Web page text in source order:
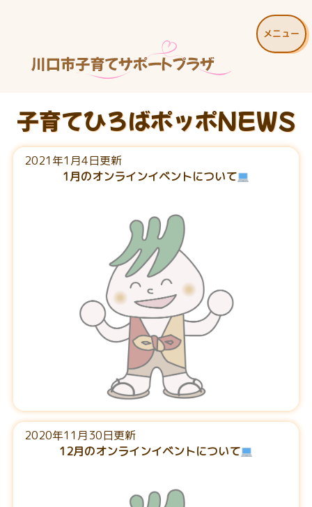
子育てひろばポッポNEWS
2021年1月4日更新
1月のオンラインイベントについて
2020年11月30日更新
12月のオンラインイベントについて
メニュー